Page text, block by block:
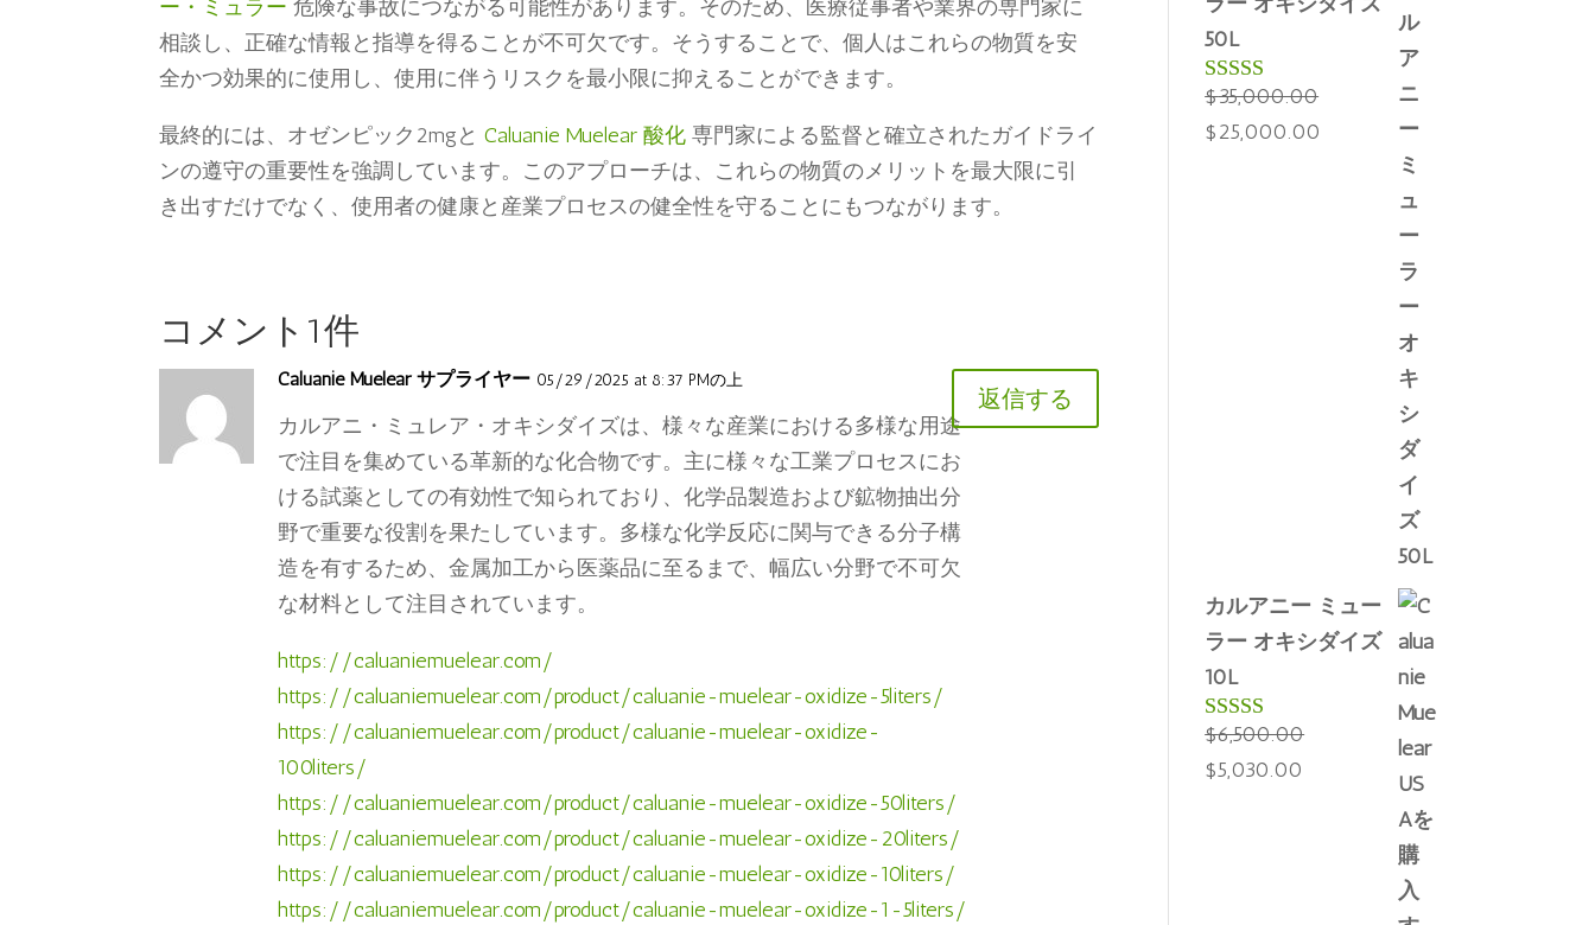
ー・ミュラー 危険な事故につながる可能性があります。そのため、医療従事者や業界の専門家に
相談し、正確な情報と指導を得ることが不可欠です。そうすることで、個人はこれらの物質を安
全かつ効果的に使用し、使用に伴うリスクを最小限に抑えることができます。
最終的には、オゼンピック2mgとCaluanie Muelear 酸化 専門家による監督と確立されたガイドライ
ンの遵守の重要性を強調しています。このアプローチは、これらの物質のメリットを最大限に引
き出すだけでなく、使用者の健康と産業プロセスの健全性を守ることにもつながります。
コメント1件
Caluanie Muelear サプライヤー 05/29/2025 at 8:37 PMの上
カルアニ・ミュレア・オキシダイズは、様々な産業における多様な用途
で注目を集めている革新的な化合物です。主に様々な工業プロセスにお
ける試薬としての有効性で知られており、化学品製造および鉱物抽出分
野で重要な役割を果たしています。多様な化学反応に関与できる分子構
造を有するため、金属加工から医薬品に至るまで、幅広い分野で不可欠
な材料として注目されています。
https://caluaniemuelear.com/
https://caluaniemuelear.com/product/caluanie-muelear-oxidize-5liters/
https://caluaniemuelear.com/product/caluanie-muelear-oxidize-
100liters/
https://caluaniemuelear.com/product/caluanie-muelear-oxidize-50liters/
https://caluaniemuelear.com/product/caluanie-muelear-oxidize-20liters/
https://caluaniemuelear.com/product/caluanie-muelear-oxidize-10liters/
https://caluaniemuelear.com/product/caluanie-muelear-oxidize-1-5liters/
返信する
50L
5段階中5.00
の評価
$35,000.00
元
$25,000.00
$25,000.00
カルアニー ミュー
ラー オキシダイズ
10L
5段階中
4.60の評価
$6,500.00
元
$5,030.00